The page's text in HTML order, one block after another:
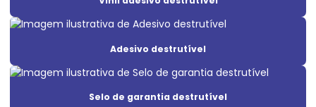
Adesivo void branco
Adesivo destrutível
Selo de garantia destrutível